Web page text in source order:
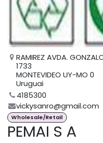
RAMIREZ AVDA.
1733
MONTEVIDEO UY-MO 0
Uruguai
4185300
vickysanro@gmail.com
Wholesale/Retail
PEMAI S A